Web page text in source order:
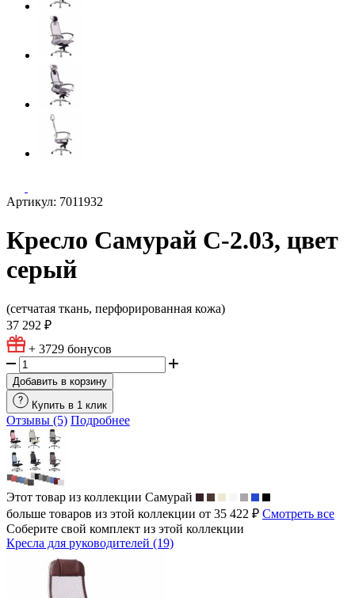
Артикул: 7011932
Кресло Самурай С-2.03, цвет
серый
(сетчатая ткань, перфорированная кожа)
37 292 ₽
+ 3729 бонусов
Добавить в корзину
Купить в 1 клик
Отзывы (5) Подробнее
Этот товар из коллекции Самурай
больше товаров из этой коллекции от 35 422 ₽ Смотреть все
Соберите свой комплект из этой коллекции
Кресла для руководителей (19)